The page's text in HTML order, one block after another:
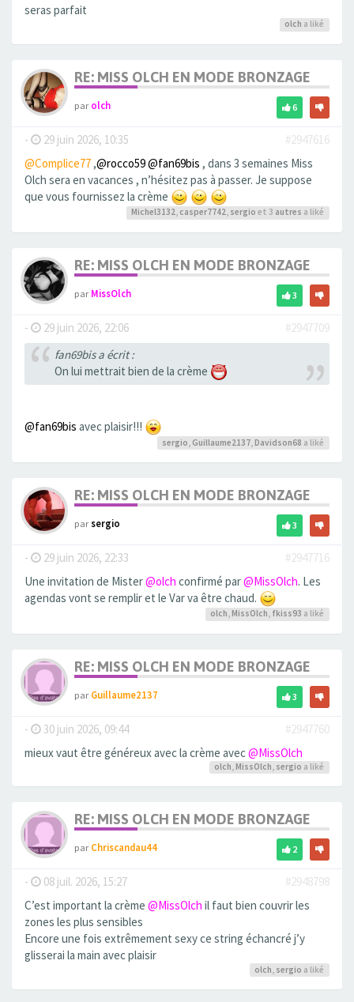
seras parfait
olch a liké
RE: MISS OLCH EN MODE BRONZAGE
parolch 6
- 29 juin 2026, 10:35
#2947616
@Complice77 ,@rocco59@fan69bis , dans 3 semaines Miss
Olch sera en vacances , n’hésitez pas à passer. Je suppose
que vous fournissez la crème
Michel3132, casper7742, sergio et 3 autres a liké
RE: MISS OLCH EN MODE BRONZAGE
parMissOlch 3
- 29 juin 2026, 22:06
#2947709
fan69bis a écrit :
On lui mettrait bien de la crème
@fan69bis avec plaisir!!!
sergio Guillaume2137 Davidson68 a liké
RE: MISS OLCH EN MODE BRONZAGE
parsergio 3
- 29 juin 2026, 22:33
#2947716
Une invitation de Mister@olch confirmé par@MissOlch. Les
agendas vont se remplir et le Var va être chaud.
olch, MissOlch, fkiss93 a liké
RE: MISS OLCH EN MODE BRONZAGE
parGuillaume2137 3
- 30 juin 2026, 09:44
#2947760
mieux vaut être généreux avec la crème avec@MissOlch
olch, MissOlch, sergio a liké
RE: MISS OLCH EN MODE BRONZAGE
parChriscandau44 2
- 08 juil. 2026, 15:27
#2948798
C’est important la crème @MissOlch il faut bien couvrir les
zones les plus sensibles
Encore une fois extrêmement sexy ce string échancré j’y
glisserai la main avec plaisir
olch sergio a liké